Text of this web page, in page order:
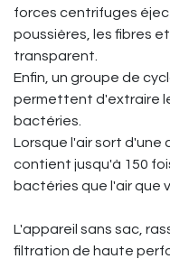
forces centrifuges
poussières, les fibres
transparent.
Enfin, un groupe de
permettent d'extraire
bactéries.
Lorsque l'air sort d'une
contient jusqu'à 150
bactéries que l'air que
L'appareil sans sac,
filtration de haute